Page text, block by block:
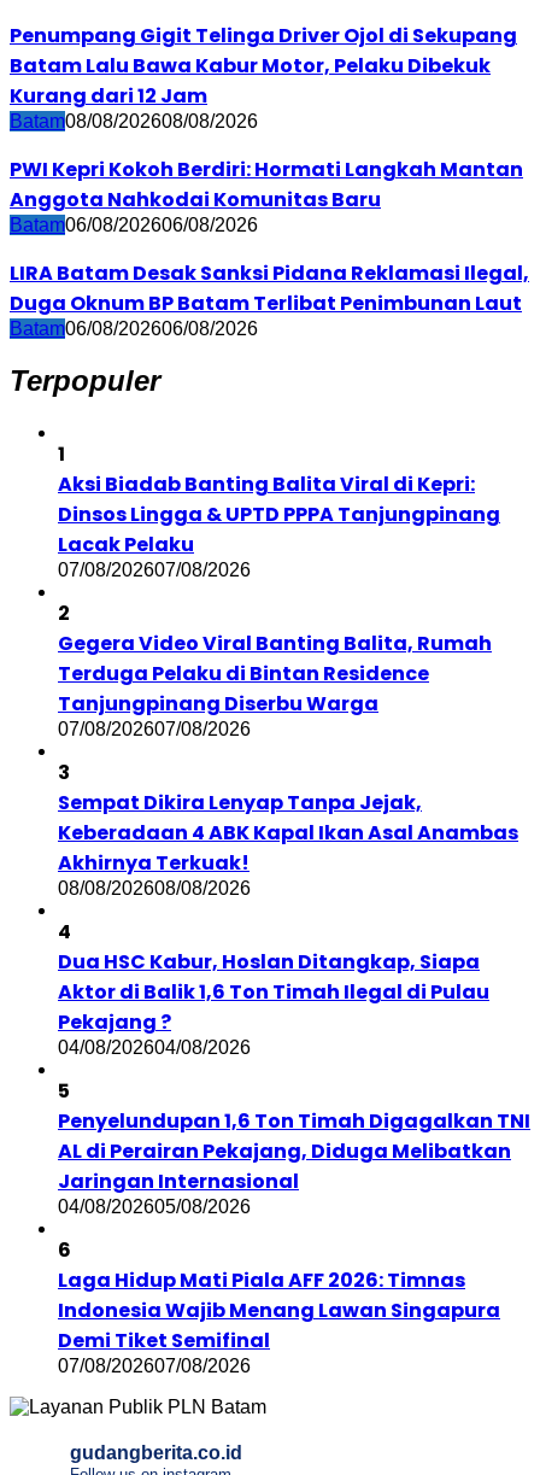
Penumpang Gigit Telinga Driver Ojol di Sekupang
Batam Lalu Bawa Kabur Motor, Pelaku Dibekuk
Kurang dari 12 Jam
Batam08/08/202608/08/2026
PWI Kepri Kokoh Berdiri: Hormati Langkah Mantan
Anggota Nahkodai Komunitas Baru
Batam06/08/202606/08/2026
LIRA Batam Desak Sanksi Pidana Reklamasi Ilegal,
Duga Oknum BP Batam Terlibat Penimbunan Laut
Batam06/08/202606/08/2026
Terpopuler
1
Aksi Biadab Banting Balita Viral di Kepri:
Dinsos Lingga & UPTD PPPA Tanjungpinang
Lacak Pelaku
07/08/202607/08/2026
2
Gegera Video Viral Banting Balita, Rumah
Terduga Pelaku di Bintan Residence
Tanjungpinang Diserbu Warga
07/08/202607/08/2026
3
Sempat Dikira Lenyap Tanpa Jejak,
Keberadaan 4 ABK Kapal Ikan Asal Anambas
Akhirnya Terkuak!
08/08/202608/08/2026
4
Dua HSC Kabur, Hoslan Ditangkap, Siapa
Aktor di Balik 1,6 Ton Timah Ilegal di Pulau
Pekajang ?
04/08/202604/08/2026
5
Penyelundupan 1,6 Ton Timah Digagalkan TNI
AL di Perairan Pekajang, Diduga Melibatkan
Jaringan Internasional
04/08/202605/08/2026
6
Laga Hidup Mati Piala AFF 2026: Timnas
Indonesia Wajib Menang Lawan Singapura
Demi Tiket Semifinal
07/08/202607/08/2026
gudangberita.co.id